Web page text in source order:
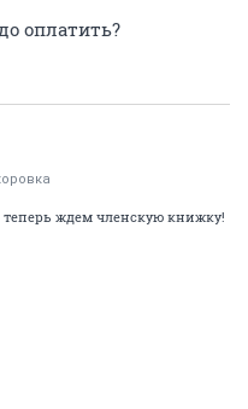
оплатить?
теперь ждем членскую книжку!